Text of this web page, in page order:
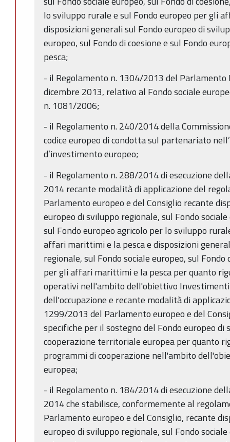
lo sviluppo rurale e sul Fondo europeo per gli
disposizioni generali sul Fondo europeo di
europeo, sul Fondo di coesione e sul Fondo
pesca;
- il Regolamento n. 1304/2013 del Parlamento
dicembre 2013, relativo al Fondo sociale
n. 1081/2006;
- il Regolamento n. 240/2014 della
codice europeo di condotta sul partenariato
d’investimento europeo;
- il Regolamento n. 288/2014 di esecuzione
2014 recante modalità di applicazione del
Parlamento europeo e del Consiglio recante
europeo di sviluppo regionale, sul Fondo
sul Fondo europeo agricolo per lo sviluppo
affari marittimi e la pesca e disposizioni
regionale, sul Fondo sociale europeo, sul Fondo
per gli affari marittimi e la pesca per quanto
operativi nell'ambito dell'obiettivo
dell'occupazione e recante modalità di
1299/2013 del Parlamento europeo e del
specifiche per il sostegno del Fondo europeo
cooperazione territoriale europea per quanto
programmi di cooperazione nell'ambito
europea;
- il Regolamento n. 184/2014 di esecuzione
2014 che stabilisce, conformemente al
Parlamento europeo e del Consiglio, recante
europeo di sviluppo regionale, sul Fondo